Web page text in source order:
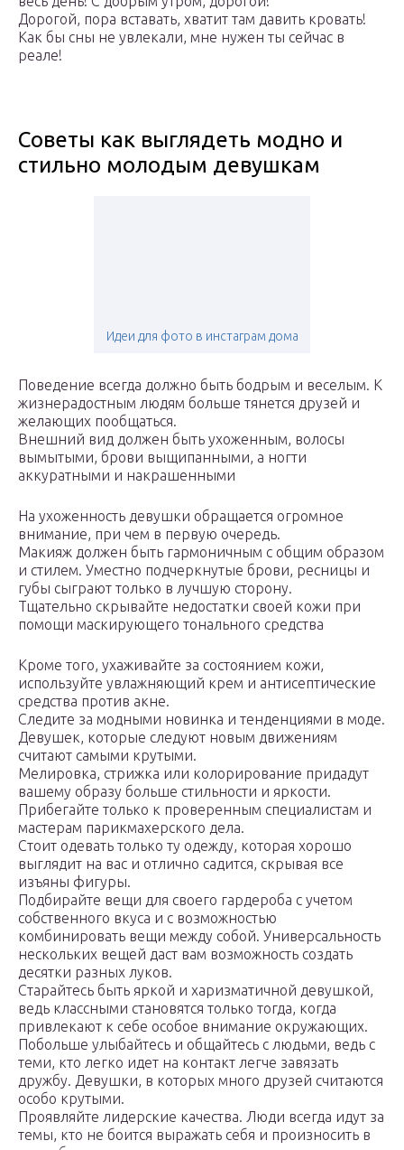
Дорогой, пора вставать, хватит там давить кровать!
Как бы сны не увлекали, мне нужен ты сейчас в
реале!
Советы как выглядеть модно и
стильно молодым девушкам
Идеи для фото в инстаграм дома
Поведение всегда должно быть бодрым и веселым. К
жизнерадостным людям больше тянется друзей и
желающих пообщаться.
Внешний вид должен быть ухоженным, волосы
вымытыми, брови выщипанными, а ногти
аккуратными и накрашенными
На ухоженность девушки обращается огромное
внимание, при чем в первую очередь.
Макияж должен быть гармоничным с общим образом
и стилем. Уместно подчеркнутые брови, ресницы и
губы сыграют только в лучшую сторону.
Тщательно скрывайте недостатки своей кожи при
помощи маскирующего тонального средства
Кроме того, ухаживайте за состоянием кожи,
используйте увлажняющий крем и антисептические
средства против акне.
Следите за модными новинка и тенденциями в моде.
Девушек, которые следуют новым движениям
считают самыми крутыми.
Мелировка, стрижка или колорирование придадут
вашему образу больше стильности и яркости.
Прибегайте только к проверенным специалистам и
мастерам парикмахерского дела.
Стоит одевать только ту одежду, которая хорошо
выглядит на вас и отлично садится, скрывая все
изъяны фигуры.
Подбирайте вещи для своего гардероба с учетом
собственного вкуса и с возможностью
комбинировать вещи между собой. Универсальность
нескольких вещей даст вам возможность создать
десятки разных луков.
Старайтесь быть яркой и харизматичной девушкой,
ведь классными становятся только тогда, когда
привлекают к себе особое внимание окружающих.
Побольше улыбайтесь и общайтесь с людьми, ведь с
теми, кто легко идет на контакт легче завязать
дружбу. Девушки, в которых много друзей считаются
особо крутыми.
Проявляйте лидерские качества. Люди всегда идут за
темы, кто не боится выражать себя и произносить в